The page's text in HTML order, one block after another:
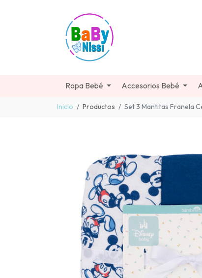
Ropa Bebé Accesorios Bebé
Inicio Productos Set 3 Mantitas Franela